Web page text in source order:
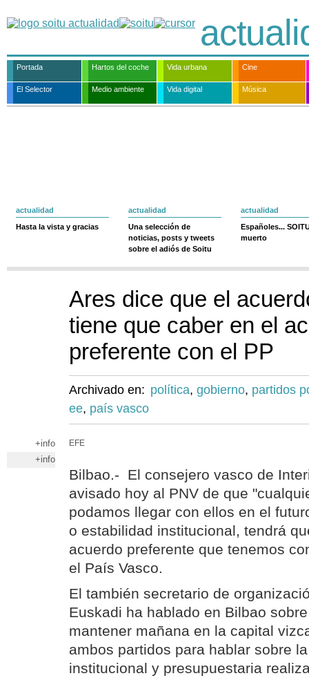
Portada Hartos del coche Vida urbana Cine
El Selector Medio ambiente Vida digital Música
actualidad
Hasta la vista y gracias
actualidad
Una selección de
noticias, posts y tweets
sobre el adiós de Soitu
actualidad
Españoles...
muerto
Ares dice que el
tiene que caber en el
preferente con el PP
Archivado en: política, gobierno, partidos
ee, país vasco
+info
+info
EFE
Bilbao.- El consejero vasco de
avisado hoy al PNV de que
podamos llegar con ellos en el
o estabilidad institucional, tendrá
acuerdo preferente que tenemos
el País Vasco.
El también secretario de
Euskadi ha hablado en Bilbao
mantener mañana en la capital
ambos partidos para hablar sobre
institucional y presupuestaria